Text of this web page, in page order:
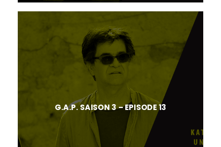
G.A.P. SAISON 3 – EPISODE 13